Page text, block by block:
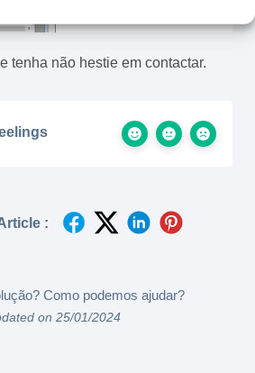
tenha não hestie em contactar.
:
Como podemos ajudar?
on 25/01/2024